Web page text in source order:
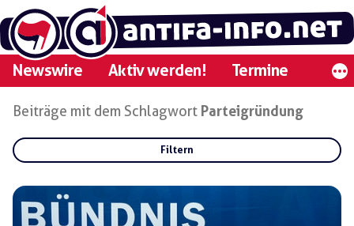
Zum
Inhalt
springen
Newswire Aktiv werden! Termine
Beiträge mit dem Schlagwort Parteigründung
Filtern